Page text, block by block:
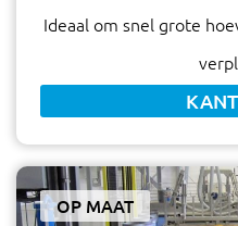
Ideaal om snel grote
OP MAAT